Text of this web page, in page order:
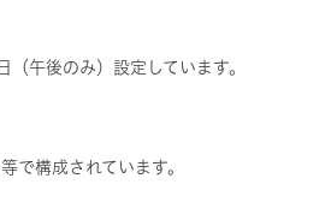
午後のみ）設定しています。
で構成されています。